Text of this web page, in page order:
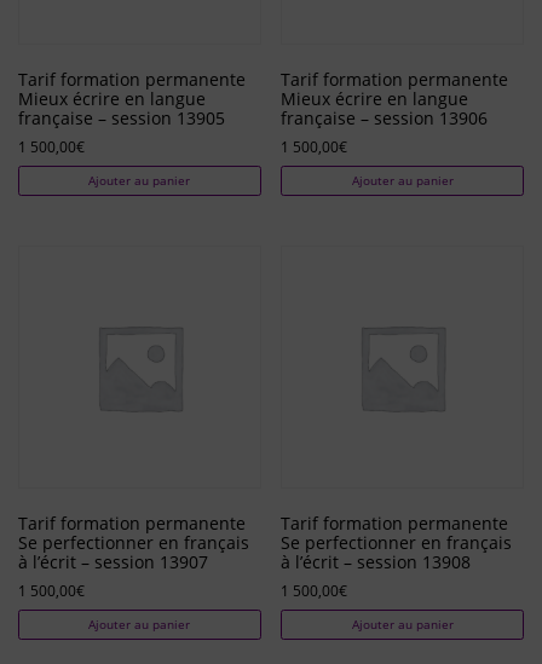
Tarif formation permanente
Mieux écrire en langue
française – session 13905
1 500,00€
Ajouter au panier
Tarif formation permanente
Mieux écrire en langue
française – session 13906
1 500,00€
Ajouter au panier
Tarif formation permanente
Se perfectionner en français
à l’écrit – session 13907
1 500,00€
Ajouter au panier
Tarif formation permanente
Se perfectionner en français
à l’écrit – session 13908
1 500,00€
Ajouter au panier